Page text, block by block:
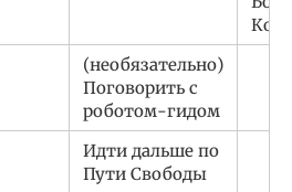
(необязательно)
Поговорить с
роботом-гидом
Идти дальше по
Пути Свободы